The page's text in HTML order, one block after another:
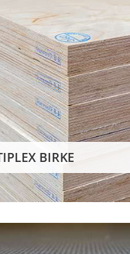
BIRKE
Maße in cm
62,5
Vorrätige Lagerware